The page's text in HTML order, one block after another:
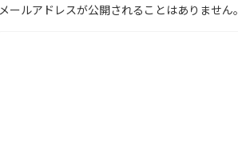
メールアドレスが公開されることはありません。